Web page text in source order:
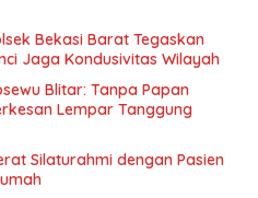
Bekasi Barat Tegaskan
Jaga Kondusivitas Wilayah
Blitar: Tanpa Papan
Lempar Tanggung
Silaturahmi dengan Pasien